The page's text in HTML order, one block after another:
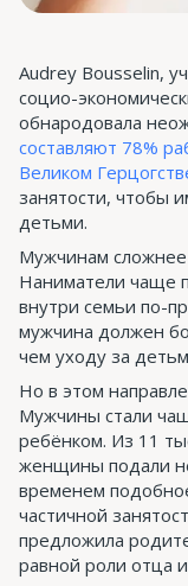
Audrey Bousselin,
социо-
обнародовала
составляют 78%
Великом
занятости, чтобы
детьми.
Мужчинам сложнее
Наниматели чаще
внутри семьи по-
мужчина должен
чем уходу за
Но в этом
Мужчины стали
ребёнком. Из 11
женщины подали
временем
частичной
предложила
равной роли отца